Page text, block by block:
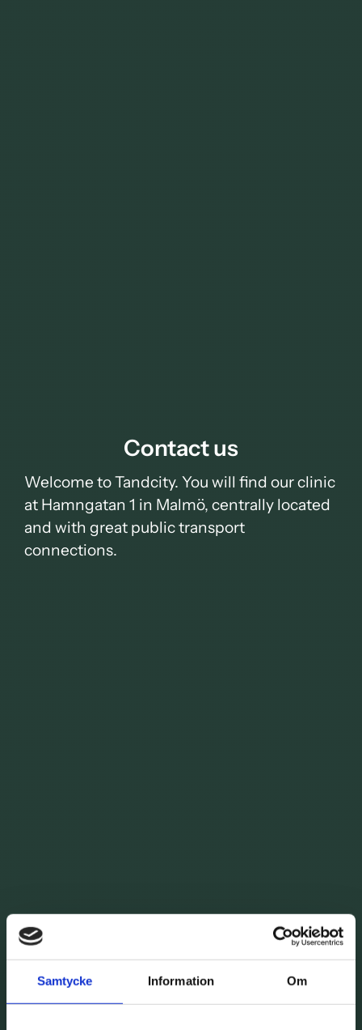
Samtycke Information Om
Contact us
Welcome to Tandcity. You will find our clinic
at Hamngatan 1 in Malmö, centrally located
and with great public transport
connections.